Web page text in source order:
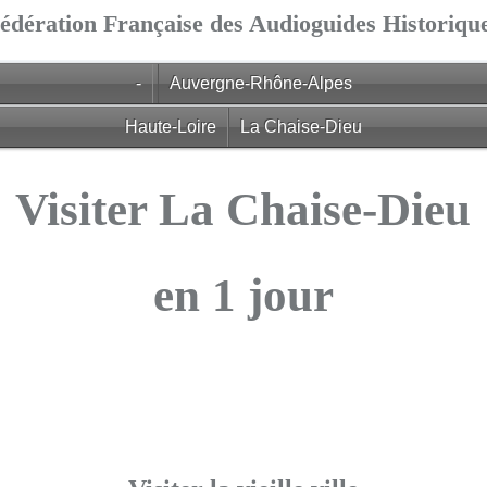
Française des Audioguides
- Auvergne-Rhône-Alpes
Haute-Loire La Chaise-Dieu
Visiter La Chaise-Dieu
en 1 jour